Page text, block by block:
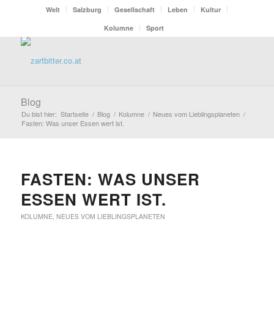
Welt Salzburg Gesellschaft Leben
Kultur
Kolumne
Sport
Blog
Du bist hier: Startseite / Blog / Kolumne / Neues vom Lieblingsplaneten /
Fasten: Was unser Essen wert ist.
FASTEN: WAS UNSER
ESSEN WERT IST.
KOLUMNE, NEUES VOM LIEBLINGSPLANETEN